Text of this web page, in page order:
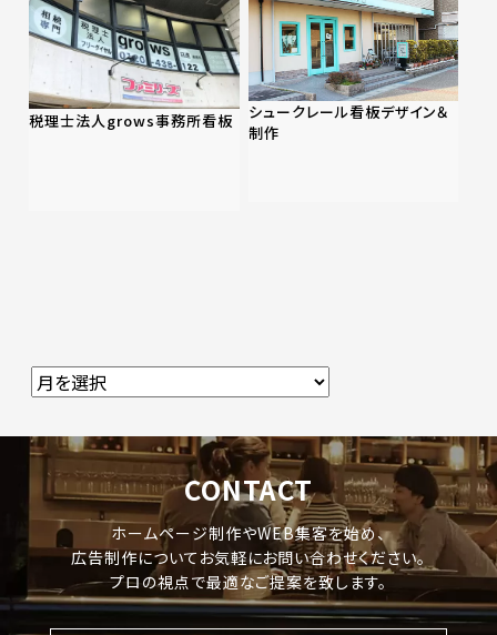
税理士法人grows事務所看板
シュークレール看板デザイン＆
制作
CONTACT
ホームページ制作やWEB集客を始め、
広告制作についてお気軽にお問い合わせください。
プロの視点で最適なご提案を致します。